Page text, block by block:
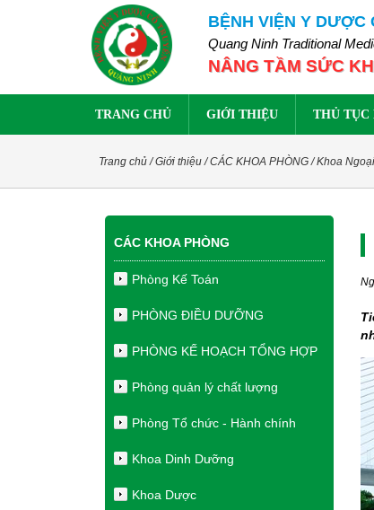
BỆNH VIỆN Y DƯỢC
Quang Ninh Traditional
NÂNG TẦM SỨC
TRANG CHỦ GIỚI THIỆU THỦ TỤC
Trang chủ / Giới thiệu / CÁC KHOA PHÒNG / Khoa
CÁC KHOA PHÒNG
Phòng Kế Toán
PHÒNG ĐIỀU DƯỠNG
PHÒNG KẾ HOẠCH TỔNG HỢP
Phòng quản lý chất lượng
Phòng Tổ chức - Hành chính
Khoa Dinh Dưỡng
Khoa Dược